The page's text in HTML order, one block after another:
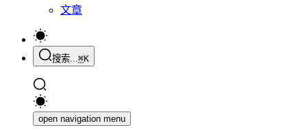
文章
搜索...⌘K
open navigation menu